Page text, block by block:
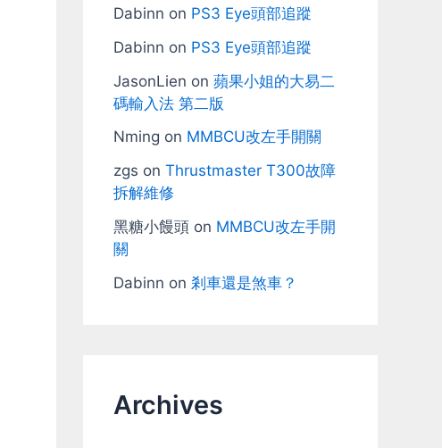
Dabinn on PS3 Eye頭部追蹤
Dabinn on PS3 Eye頭部追蹤
JasonLien on 蘋果小姐的大易二
碼輸入法 第二版
Nming on MMBCU改左手開關
zgs on Thrustmaster T300故障
拆解維修
黑糖小饅頭 on MMBCU改左手開
關
Dabinn on 剎車還是煞車？
Archives